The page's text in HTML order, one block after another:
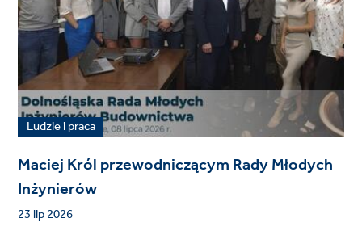
Ludzie i praca
Maciej Król przewodniczącym Rady Młodych
Inżynierów
23 lip 2026